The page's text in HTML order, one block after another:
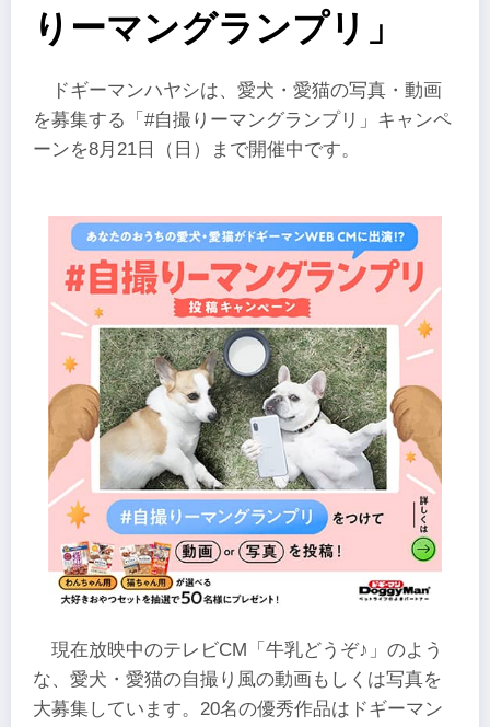
りーマングランプリ」
ドギーマンハヤシは、愛犬・愛猫の写真・動画
を募集する「#自撮りーマングランプリ」キャンペ
ーンを8月21日（日）まで開催中です。
現在放映中のテレビCM「牛乳どうぞ♪」のよう
な、愛犬・愛猫の自撮り風の動画もしくは写真を
大募集しています。20名の優秀作品はドギーマン